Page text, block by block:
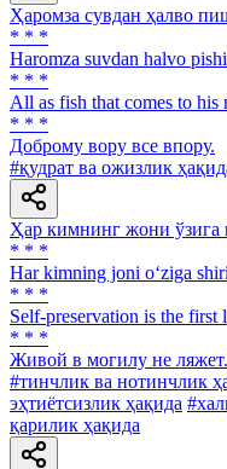
Ҳаромза сувдан ҳалво
* * *
Haromza suvdan halvo
* * *
All as fish that comes to his
* * *
Доброму вору все впору.
#қудрат ва ожизлик
Ҳар кимнинг жони
* * *
Har kimning joni o‘ziga
* * *
Self-preservation is the first
* * *
Живой в могилу не ляжет.
#тинчлик ва нотинчлик
эҳтиётсизлик ҳақида
қарилик ҳақида